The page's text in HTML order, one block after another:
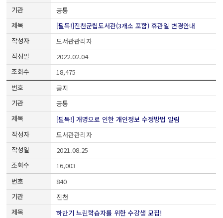
공통
[필독!]진천군립도서관(3개소 포함) 휴관일 변경안내
도서관관리자
2022.02.04
18,475
공지
공통
[필독!] 개명으로 인한 개인정보 수정방법 알림
도서관관리자
2021.08.25
16,003
840
진천
하반기 느린학습자를 위한 수강생 모집!